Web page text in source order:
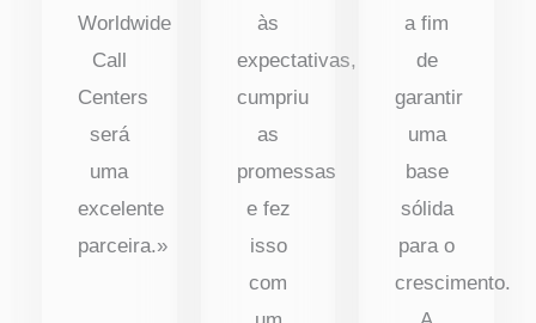
Worldwide
Call
Centers
será
uma
excelente
parceira.»
às
expectativas,
cumpriu
as
promessas
e fez
isso
com
a fim
de
garantir
uma
base
sólida
para o
crescimento.